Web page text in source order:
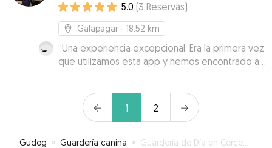
5.0 (3 Reservas)
Galapagar - 18.52 km
“Una experiencia excepcional. Era la primera vez
que utilizamos esta app y hemos encontrado a
los mejores cuidadores para nuestra perra.
1
2
Gudog » Guardería canina » Guardería de Día en Cercedilla